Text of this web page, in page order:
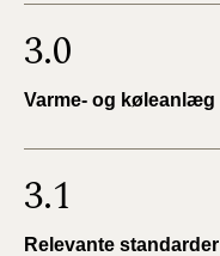
3.0
Varme- og køleanlæg
3.1
Relevante standarder